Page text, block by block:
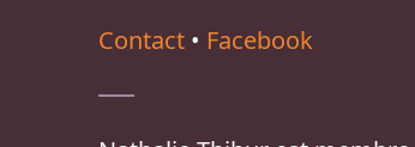
Contact • Facebook